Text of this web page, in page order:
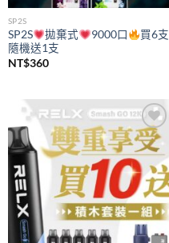
SP2S
SP2S 拋棄式 9000口
買6支
隨機送1支
NT$360
Add to
wishlist